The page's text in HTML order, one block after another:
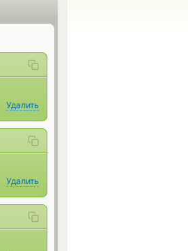
Удалить
Удалить